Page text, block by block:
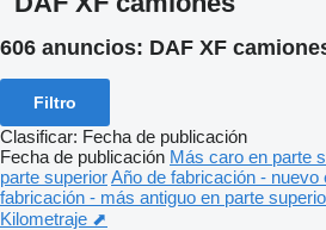
606 anuncios: DAF XF
Filtro
Clasificar: Fecha de publicación
Fecha de publicación Más caro en parte
parte superiorAño de fabricación - nuevo
fabricación - más antiguo en parte
Kilometraje ⬈